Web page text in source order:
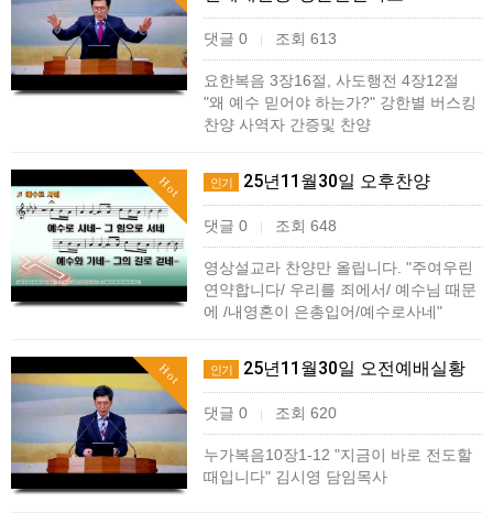
댓글 0 | 조회 613
요한복음 3장16절, 사도행전 4장12절
"왜 예수 믿어야 하는가?" 강한별 버스킹
찬양 사역자 간증및 찬양
Hot 인기 25년11월30일 오후찬양
댓글 0 | 조회 648
영상설교라 찬양만 올립니다. "주여우린
연약합니다/ 우리를 죄에서/ 예수님 때문
에 /내영혼이 은총입어/예수로사네"
Hot 인기 25년11월30일 오전예배실황
댓글 0 | 조회 620
누가복음10장1-12 "지금이 바로 전도할
때입니다" 김시영 담임목사